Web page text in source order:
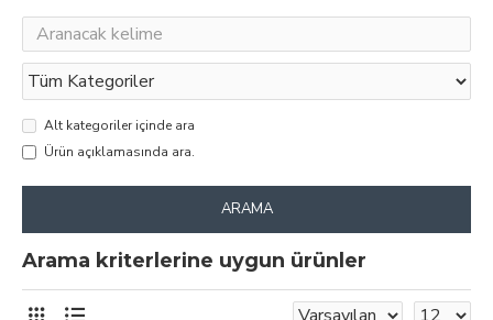
Alt kategoriler içinde ara
Ürün açıklamasında ara.
ARAMA
Arama kriterlerine uygun ürünler